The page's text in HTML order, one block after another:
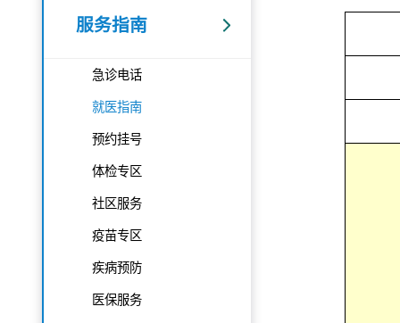
服务指南
急诊电话
就医指南
预约挂号
体检专区
社区服务
疫苗专区
疾病预防
医保服务